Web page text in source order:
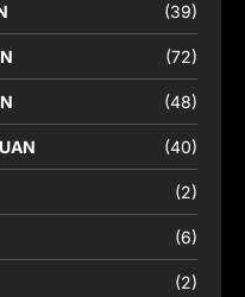
(39)
(72)
(48)
(40)
(2)
(6)
(2)